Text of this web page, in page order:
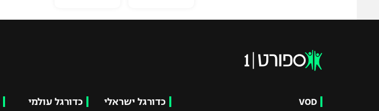
VOD
כדורגל ישראלי כדורגל עולמי